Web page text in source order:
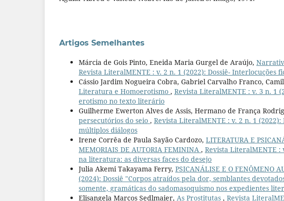
Artigos Semelhantes
Márcia de Gois Pinto, Eneida Maria Gurgel de Araújo,
Revista LiteralMENTE : v. 2 n. 1 (2022): Dossiê- Interlocuções
Cássio Jardim Nogueira Cobra, Gabriel Carvalho Franco,
Literatura e Homoerotismo , Revista LiteralMENTE : v. 3 n. 1
erotismo no texto literário
Guilherme Ewerton Alves de Assis, Hermano de França
persecutórios do seio , Revista LiteralMENTE : v. 2 n. 1
múltiplos diálogos
Irene Corrêa de Paula Sayão Cardozo, LITERATURA E
MEMORIAIS DE AUTORIA FEMININA , Revista LiteralMENTE :
na literatura: as diversas faces do desejo
Julia Akemi Takayama Ferry, PSICANÁLISE E O FENÔMENO
(2024): Dossiê "Corpos atraídos pela dor, semblantes
somente, gramáticas do sadomasoquismo nos expedientes
Elisangela Marcos Sedlmaier, As Prostitutas , Revista